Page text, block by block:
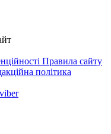
Правила сайту
політика
viber